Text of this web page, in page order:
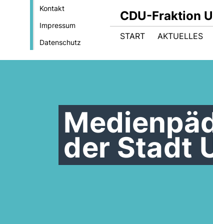
Kontakt
Impressum
Datenschutz
CDU-Fraktion
START AKTUELLES
der Stadt